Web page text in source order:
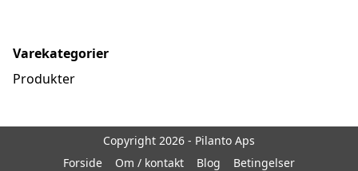
Varekategorier
Produkter
Copyright 2026 - Pilanto Aps
Forside
Om / kontakt Blog Betingelser